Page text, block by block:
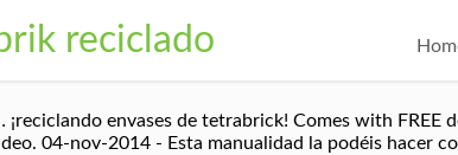
reciclado
envases de tetrabrick! Comes with FREE
04-nov-2014 - Esta manualidad la podéis hacer